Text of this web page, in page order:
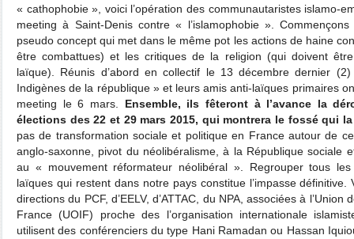
« cathophobie », voici l’opération des communautaristes islamo-
meeting à Saint-Denis contre « l’islamophobie ».
pseudo concept qui met dans le même pot les actions de haine
être combattues) et les critiques de la religion (qui doivent
laïque). Réunis d’abord en collectif le 13 décembre dernier
Indigènes de la république » et leurs amis anti-laïques primaires
meeting le 6 mars.
Ensemble, ils fêteront à l’avance la
élections des 22 et 29 mars 2015, qui montrera le fossé qui
pas de transformation sociale et politique en France autour de
anglo-saxonne, pivot du néolibéralisme, à la République sociale
au « mouvement réformateur néolibéral ». Regrouper tous
laïques qui restent dans notre pays constitue l’impasse
directions du PCF, d’EELV, d’ATTAC, du NPA, associées à
France (UOIF) proche des l’organisation internationale
utilisent des conférenciers du type Hani Ramadan ou Hassan